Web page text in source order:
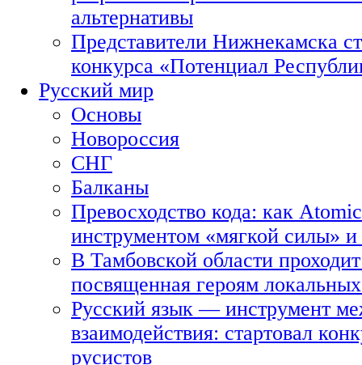
альтернативы
Представители Нижнекамска
конкурса «Потенциал
Русский мир
Основы
Новороссия
СНГ
Балканы
Превосходство кода: как
инструментом «мягкой силы» и
В Тамбовской области
посвященная героям
Русский язык — инструмент
взаимодействия: стартовал
русистов